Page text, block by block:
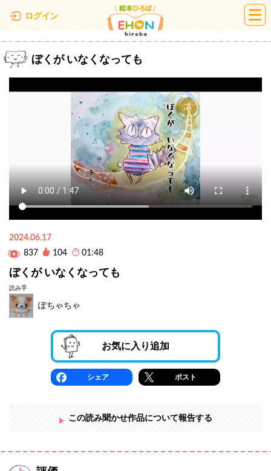
ログイン 絵本ひろば
ぼくが いなくなっても
2024.06.17
837
104 01:48
ぼくが いなくなっても
読み手
ぽちゃちゃ
お気に入り追加
シェア ポスト
この読み聞かせ作品について報告する